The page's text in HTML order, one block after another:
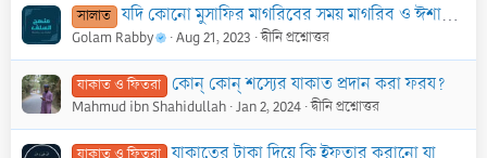
সালাত যদি কোনো মুসাফির মাগরিবের সময় মাগরিব ও ঈশার সালাতকে জমা করে তথা একত্রে পড়ে, তাহলে বিতর সালাত কখন পড়বে?
Golam Rabby Aug 21, 2023 দ্বীনি প্রশ্নোত্তর
যাকাত ও ফিতরা কোন্ কোন্ শস্যের যাকাত প্রদান করা ফরয?
Mahmud ibn Shahidullah Jan 2, 2024 দ্বীনি প্রশ্নোত্তর
যাকাতের টাকা দিয়ে কি ইফতার করানো যাবে বা কোন কিছু কিনে দেওয়া যাবে?